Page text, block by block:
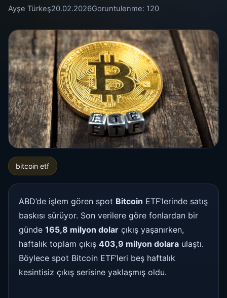
Ayşe Türkeş20.02.2026Goruntulenme: 120
bitcoin etf
ABD’de işlem gören spot Bitcoin ETF’lerinde satış
baskısı sürüyor. Son verilere göre fonlardan bir
günde 165,8 milyon dolar çıkış yaşanırken,
haftalık toplam çıkış 403,9 milyon dolara ulaştı.
Böylece spot Bitcoin ETF’leri beş haftalık
kesintisiz çıkış serisine yaklaşmış oldu.